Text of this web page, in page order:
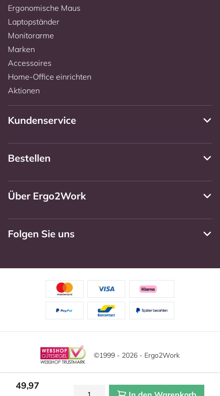
49,97
Ergonomische Maus
Laptopständer
Monitorarme
Marken
Accessoires
Home-Office einrichten
Aktionen
Kundenservice
Bestellen
Über Ergo2Work
Folgen Sie uns
©1999 - 2026 - Ergo2Work